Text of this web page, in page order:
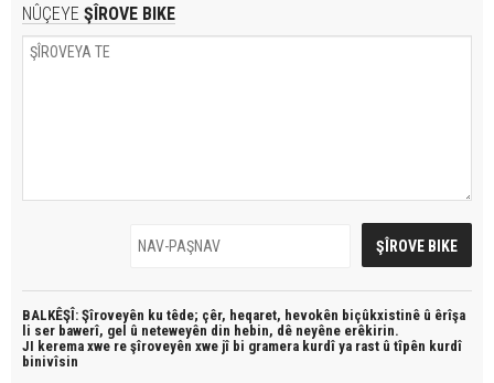
NÛÇEYE ŞÎROVE BIKE
BALKÊŞÎ: Şîroveyên ku têde; çêr, heqaret, hevokên biçûkxistinê û êrîşa
li ser bawerî, gel û neteweyên din hebin, dê neyêne erêkirin.
JI kerema xwe re şîroveyên xwe jî bi gramera kurdî ya rast û tîpên kurdî
binivîsin